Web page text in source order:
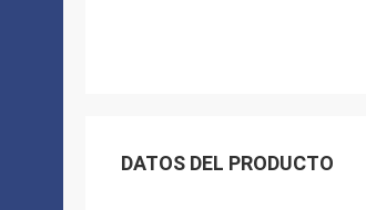
DATOS DEL PRODUCTO